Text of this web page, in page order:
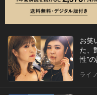
お笑
た、
性”
ライ